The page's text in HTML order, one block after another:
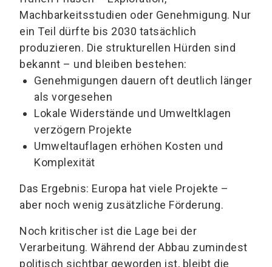
Machbarkeitsstudien oder Genehmigung. Nur
ein Teil dürfte bis 2030 tatsächlich
produzieren. Die strukturellen Hürden sind
bekannt – und bleiben bestehen:
Genehmigungen dauern oft deutlich länger
als vorgesehen
Lokale Widerstände und Umweltklagen
verzögern Projekte
Umweltauflagen erhöhen Kosten und
Komplexität
Das Ergebnis: Europa hat viele Projekte –
aber noch wenig zusätzliche Förderung.
Noch kritischer ist die Lage bei der
Verarbeitung. Während der Abbau zumindest
politisch sichtbar geworden ist, bleibt die